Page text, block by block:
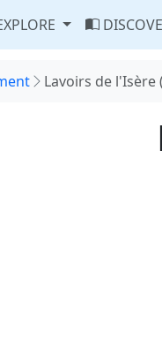
Lavoirs de l'Isère